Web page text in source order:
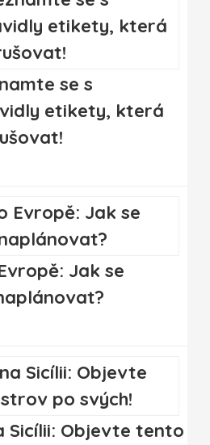
se s
etikety, která
Jak se
Sicílii: Objevte tento